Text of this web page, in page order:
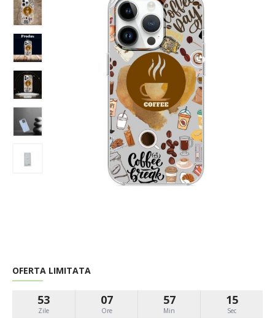
OFERTA LIMITATA
53
Zile
07
Ore
57
Min
15
Sec